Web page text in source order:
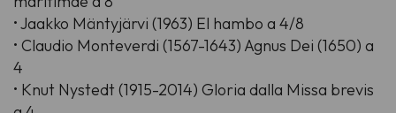
• Jaakko Mäntyjärvi (1963) El hambo a 4/8
• Claudio Monteverdi (1567-1643) Agnus Dei (1650) a
4
• Knut Nystedt (1915-2014) Gloria dalla Missa brevis